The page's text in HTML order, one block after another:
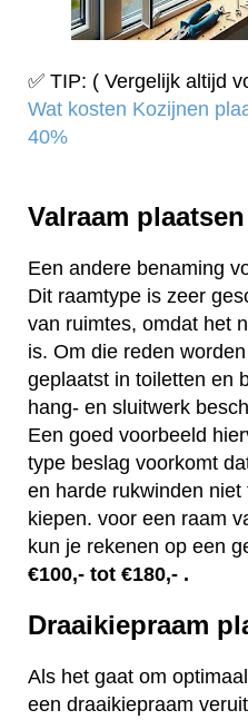
✅ TIP: ( Vergelijk altijd
Wat kosten Kozijnen
40%‎
Valraam
Een andere benaming
Dit raamtype is zeer
van ruimtes, omdat het
is. Om die reden
geplaatst in toiletten en
hang- en sluitwerk
Een goed voorbeeld
type beslag voorkomt
en harde rukwinden
kiepen. voor een raam
kun je rekenen op een
€100,- tot €180,- .
Draaikiepraam
Als het gaat om
een draaikiepraam